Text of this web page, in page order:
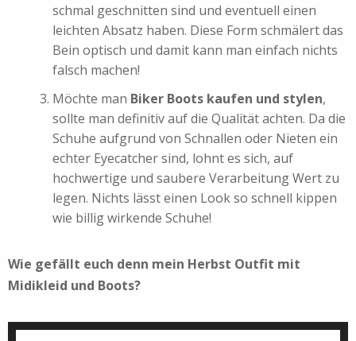
schmal geschnitten sind und eventuell einen
leichten Absatz haben. Diese Form schmälert das
Bein optisch und damit kann man einfach nichts
falsch machen!
Möchte man Biker Boots kaufen und stylen,
sollte man definitiv auf die Qualität achten. Da die
Schuhe aufgrund von Schnallen oder Nieten ein
echter Eyecatcher sind, lohnt es sich, auf
hochwertige und saubere Verarbeitung Wert zu
legen. Nichts lässt einen Look so schnell kippen
wie billig wirkende Schuhe!
Wie gefällt euch denn mein Herbst Outfit mit
Midikleid und Boots?